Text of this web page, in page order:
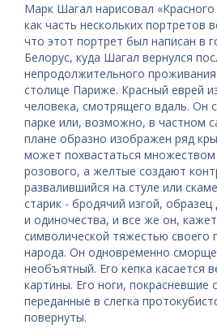
Марк Шагал нарисовал «Красного
как часть нескольких портретов
что этот портрет был написан в
Белорус, куда Шагал вернулся
непродолжительного
столице Париже. Красный еврей
человека, смотрящего вдаль. Он
парке или, возможно, в частном
плане образно изображен ряд
может похвастаться множеством
розового, а желтые создают
развалившийся на стуле или
старик - бродячий изгой,
и одиночества, и все же он,
символической тяжестью своего
народа. Он одновременно
необъятный. Его кепка касается
картины. Его ноги, покрасневшие
переданные в слегка
повернуты.